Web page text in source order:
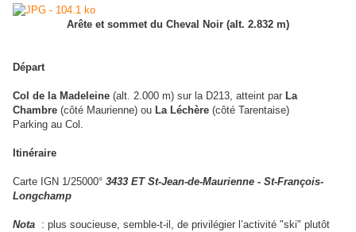
Arête et sommet du Cheval Noir (alt. 2.832 m)
Départ
Col de la Madeleine (alt. 2.000 m) sur la D213, atteint par La
Chambre (côté Maurienne) ou La Léchère (côté Tarentaise)
Parking au Col.
Itinéraire
Carte IGN 1/25000° 3433 ET St-Jean-de-Maurienne - St-François-
Longchamp
Nota : plus soucieuse, semble-t-il, de privilégier l’activité "ski" plutôt